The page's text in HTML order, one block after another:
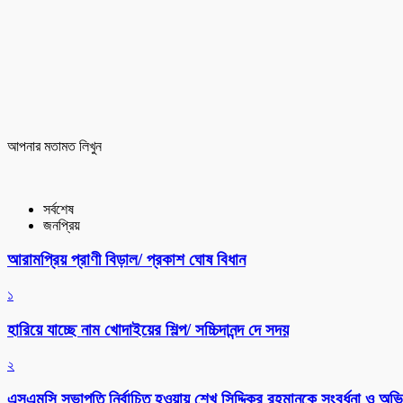
আপনার মতামত লিখুন
সর্বশেষ
জনপ্রিয়
আরামপ্রিয় প্রাণী বিড়াল/ প্রকাশ ঘোষ বিধান
১
হারিয়ে যাচ্ছে নাম খোদাইয়ের শিল্প/ সচ্চিদানন্দ দে সদয়
২
এসএমসি সভাপতি নির্বাচিত হওয়ায় শেখ সিদ্দিকুর রহমানকে সংবর্ধনা ও